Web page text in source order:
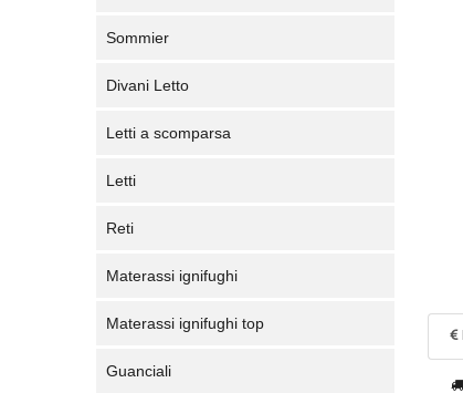
Sommier
Divani Letto
Letti a scomparsa
Letti
Reti
Materassi ignifughi
Materassi ignifughi top
Guanciali